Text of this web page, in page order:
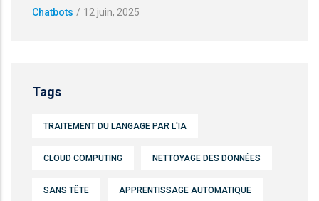
Chatbots / 12 juin, 2025
Tags
TRAITEMENT DU LANGAGE PAR L'IA
CLOUD COMPUTING NETTOYAGE DES DONNÉES
SANS TÊTE APPRENTISSAGE AUTOMATIQUE